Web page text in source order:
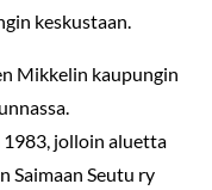
keskustaan.
Mikkelin kaupungin
jolloin aluetta
Saimaan Seutu ry